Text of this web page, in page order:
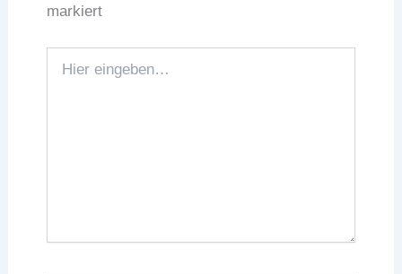
markiert
eingeben…